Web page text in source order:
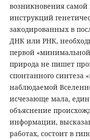
возникновения
инструкций
закодированных в
ДНК или РНК,
первой
природа не пишет
спонтанного синтеза
наблюдаемой
исчезающе мала,
объяснение
информации,
работах, состоит в